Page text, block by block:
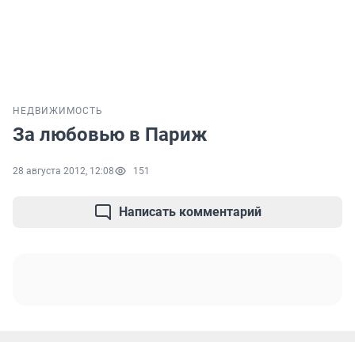
НЕДВИЖИМОСТЬ
За любовью в Париж
28 августа 2012, 12:08 151
Написать комментарий